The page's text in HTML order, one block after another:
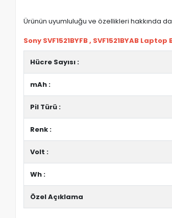
Ürünün uyumluluğu ve özellikleri hakkında
Sony SVF1521BYFB , SVF1521BYAB
Hücre Sayısı :
mAh :
Pil Türü :
Renk :
Volt :
Wh :
Özel Açıklama